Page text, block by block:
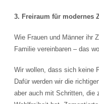
3. Freiraum für modernes
Wie Frauen und Männer ihr
Familie vereinbaren – das
Wir wollen, dass sich keine
Dafür werden wir die
aber auch mit Schritten, die